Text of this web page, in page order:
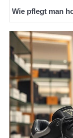
Wie pflegt man